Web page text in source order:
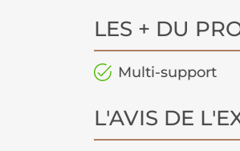
LES + DU
Multi-support
L'AVIS DE